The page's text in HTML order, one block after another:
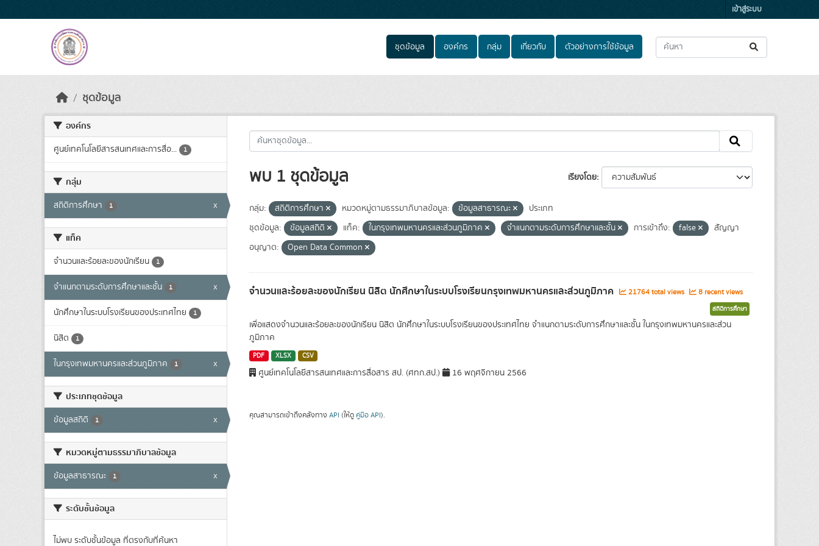
เข้าสู่ระบบ
ชุดข้อมูล องค์กร กลุ่ม เกี่ยวกับ ตัวอย่างการใช้ข้อมูล
ชุดข้อมูล
องค์กร
ศูนย์เทคโนโลยีสารสนเทศและการสื่อ... 1
กลุ่ม
สถิติการศึกษา 1 x
แท็ค
จำนวนและร้อยละของนักเรียน 1
จำแนกตามระดับการศึกษาและชั้น 1 x
นักศึกษาในระบบโรงเรียนของประเทศไทย 1
นิสิต 1
ในกรุงเทพมหานครและส่วนภูมิภาค 1 x
ประเภทชุดข้อมูล
ข้อมูลสถิติ 1 x
หมวดหมู่ตามธรรมาภิบาลข้อมูล
ข้อมูลสาธารณะ 1 x
ระดับชั้นข้อมูล
ไม่พบ ระดับชั้นข้อมูล ที่ตรงกับที่ค้นหา
เรียงโดย
พบ 1 ชุดข้อมูล
กลุ่ม: สถิติการศึกษา หมวดหมู่ตามธรรมาภิบาลข้อมูล: ข้อมูลสาธารณะ
ประเภท
ชุดข้อมูล:
ข้อมูลสถิติ แท็ค: ในกรุงเทพมหานครและส่วนภูมิภาค จำแนกตามระดับการศึกษาและชั้น การเข้าถึง: false
สัญญา
อนุญาต:
Open Data Common
จำนวนและร้อยละของนักเรียน นิสิต นักศึกษาในระบบโรงเรียนกรุงเทพมหานครและส่วนภูมิภาค 21764 total views 8 recent views
สถิติการศึกษา
เพื่อแสดงจำนวนและร้อยละของนักเรียน นิสิต นักศึกษาในระบบโรงเรียนของประเทศไทย จำแนกตามระดับการศึกษาและชั้น ในกรุงเทพมหานครและส่วน
ภูมิภาค
PDF XLSX CSV
ศูนย์เทคโนโลยีสารสนเทศและการสื่อสาร สป. (ศทก.สป.) 16 พฤศจิกายน 2566
คุณสามารถเข้าถึงคลังทาง API (ให้ดู คู่มือ API).